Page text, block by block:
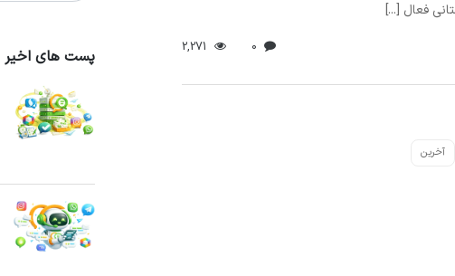
فعال [...]
آخرین
پست های اخیر